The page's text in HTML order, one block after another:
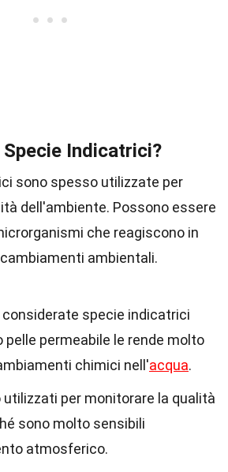
Specie Indicatrici?
sono spesso utilizzate per
dell'ambiente. Possono essere
che reagiscono in
ambientali.
considerate specie indicatrici
pelle permeabile le rende molto
chimici nell'acqua.
utilizzati per monitorare la qualità
sono molto sensibili
atmosferico.